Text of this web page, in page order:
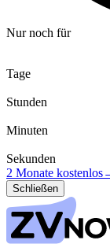
Nur noch für
Tage
Stunden
Minuten
Sekunden
2 Monate kostenlos
Schließen